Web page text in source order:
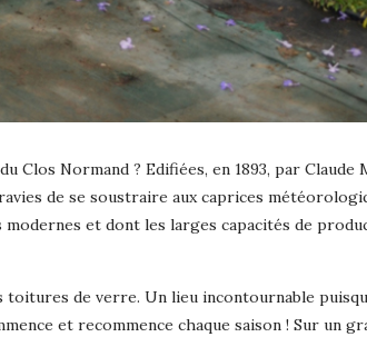
Clos Normand ? Edifiées, en 1893, par Claude
de se soustraire aux caprices
et dont les larges capacités de
de verre. Un lieu incontournable
et recommence chaque saison ! Sur un